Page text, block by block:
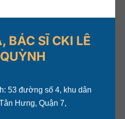
BÁC SĨ CKI LÊ
53 đường số 4, khu dân
Hưng, Quận 7,